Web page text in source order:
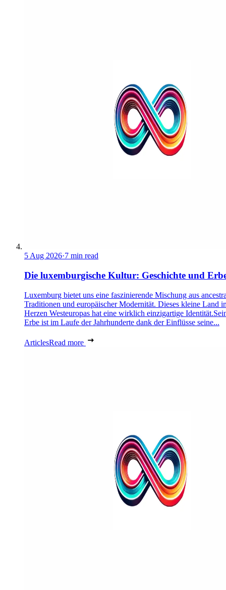
5 Aug 2026·7 min read
Die luxemburgische Kultur: Geschichte und
Luxemburg bietet uns eine faszinierende Mischung aus
Traditionen und europäischer Modernität. Dieses kleine Land
Herzen Westeuropas hat eine wirklich einzigartige
Erbe ist im Laufe der Jahrhunderte dank der Einflüsse seine...
ArticlesRead more